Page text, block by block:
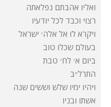
ואליו אהבתם נפלאתה
רצוי וכבד לכל יודעיו
ויקרא לו אל אלה׳ ישראל
בעולם שכלו טוב
ביום א׳ לח׳ טבת
התרל״ב
ויהיו ימיו שלש וששים שנה
אשתו ובניו